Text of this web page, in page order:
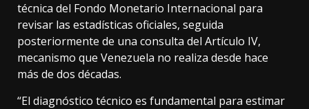
técnica del Fondo Monetario Internacional para
revisar las estadísticas oficiales, seguida
posteriormente de una consulta del Artículo IV,
mecanismo que Venezuela no realiza desde hace
más de dos décadas.
“El diagnóstico técnico es fundamental para estimar